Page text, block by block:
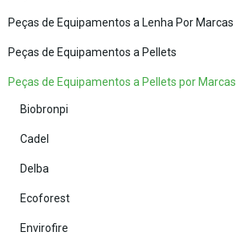
Peças de Equipamentos a Lenha Por Marcas
Peças de Equipamentos a Pellets
Peças de Equipamentos a Pellets por Marcas
Biobronpi
Cadel
Delba
Ecoforest
Envirofire